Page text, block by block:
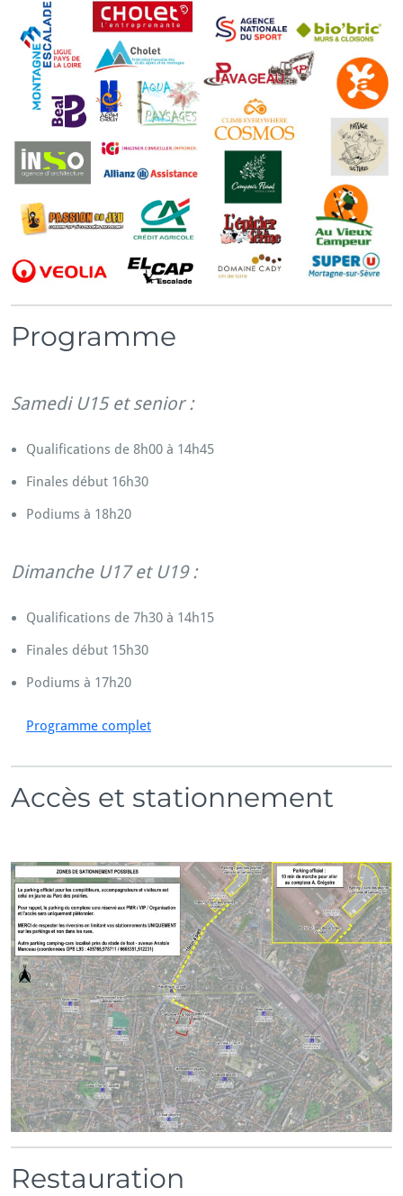
Programme
Samedi U15 et senior :
Qualifications de 8h00 à 14h45
Finales début 16h30
Podiums à 18h20
Dimanche U17 et U19 :
Qualifications de 7h30 à 14h15
Finales début 15h30
Podiums à 17h20
Programme complet
Accès et stationnement
Restauration